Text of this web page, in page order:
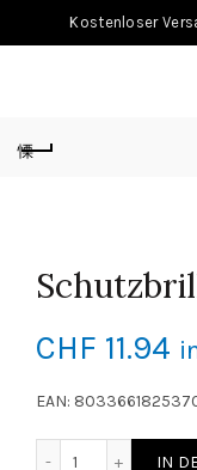
Kostenloser
CHF 11.94
EAN:
IN